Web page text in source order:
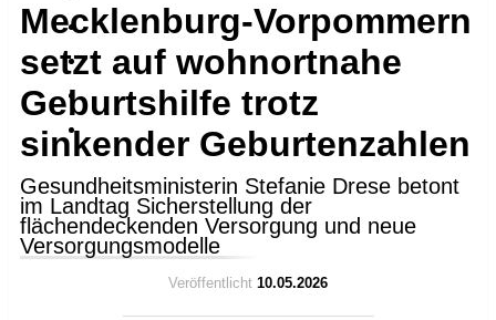
Mecklenburg-Vorpommern
setzt auf wohnortnahe
Geburtshilfe trotz
sinkender Geburtenzahlen
Gesundheitsministerin Stefanie Drese betont
im Landtag Sicherstellung der
flächendeckenden Versorgung und neue
Versorgungsmodelle
Veröffentlicht 10.05.2026